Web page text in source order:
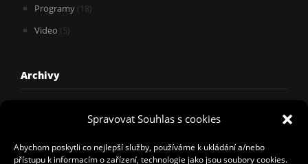
Spravovat Souhlas s cookies
Abychom poskytli co nejlepší služby, používáme k ukládání a/nebo
přístupu k informacím o zařízení, technologie jako jsou soubory cookies.
Programy (18)
Video (5)
Archivy